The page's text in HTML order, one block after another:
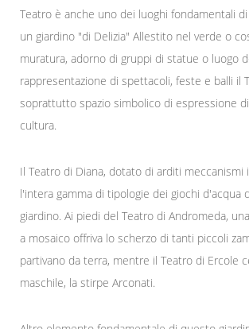
Teatro è anche uno dei luoghi fondamentali
un giardino "di Delizia" Allestito nel verde o
muratura, adorno di gruppi di statue o luogo
rappresentazione di spettacoli, feste e balli il
soprattutto spazio simbolico di espressione
cultura.
Il Teatro di Diana, dotato di arditi meccanismi
l'intera gamma di tipologie dei giochi d'acqua
giardino. Ai piedi del Teatro di Andromeda,
a mosaico offriva lo scherzo di tanti piccoli
partivano da terra, mentre il Teatro di Ercole
maschile, la stirpe Arconati.